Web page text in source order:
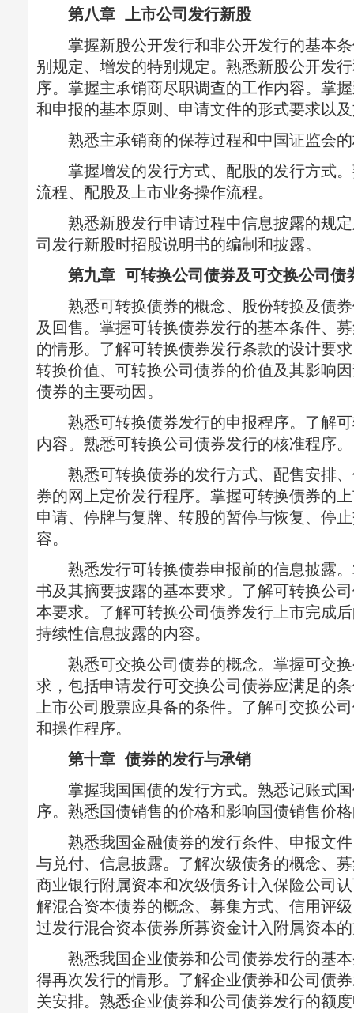
第八章 上市公司发行新股
掌握新股公开发行和非公开发行的基本条
别规定、增发的特别规定。熟悉新股公开发
序。掌握主承销商尽职调查的工作内容。掌
和申报的基本原则、申请文件的形式要求以
熟悉主承销商的保荐过程和中国证监会的
掌握增发的发行方式、配股的发行方式。
流程、配股及上市业务操作流程。
熟悉新股发行申请过程中信息披露的规定
司发行新股时招股说明书的编制和披露。
第九章 可转换公司债券及可交换公司债
熟悉可转换债券的概念、股份转换及债券
及回售。掌握可转换债券发行的基本条件、
的情形。了解可转换债券发行条款的设计要
转换价值、可转换公司债券的价值及其影响
债券的主要动因。
熟悉可转换债券发行的申报程序。了解可
内容。熟悉可转换公司债券发行的核准程序。
熟悉可转换债券的发行方式、配售安排、
券的网上定价发行程序。掌握可转换债券的
申请、停牌与复牌、转股的暂停与恢复、停
容。
熟悉发行可转换债券申报前的信息披露。
书及其摘要披露的基本要求。了解可转换公
本要求。了解可转换公司债券发行上市完成
持续性信息披露的内容。
熟悉可交换公司债券的概念。掌握可交换
求，包括申请发行可交换公司债券应满足的
上市公司股票应具备的条件。了解可交换公
和操作程序。
第十章 债券的发行与承销
掌握我国国债的发行方式。熟悉记账式国
序。熟悉国债销售的价格和影响国债销售价
熟悉我国金融债券的发行条件、申报文件
与兑付、信息披露。了解次级债务的概念、
商业银行附属资本和次级债务计入保险公司
解混合资本债券的概念、募集方式、信用评
过发行混合资本债券所募资金计入附属资本
熟悉我国企业债券和公司债券发行的基本
得再次发行的情形。了解企业债券和公司债
关安排。熟悉企业债券和公司债券发行的额